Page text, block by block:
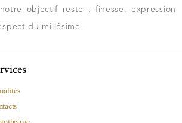
objectif reste : finesse, expression
du millésime.